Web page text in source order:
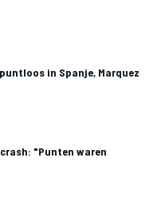
in Spanje, Marquez
"Punten waren